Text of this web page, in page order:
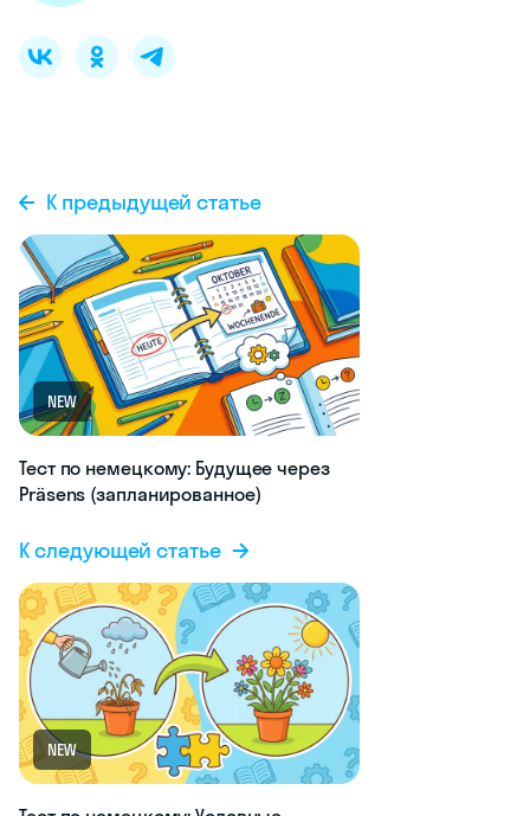
К предыдущей статье
NEW
Тест по немецкому: Будущее через
Präsens (запланированное)
К следующей статье
NEW